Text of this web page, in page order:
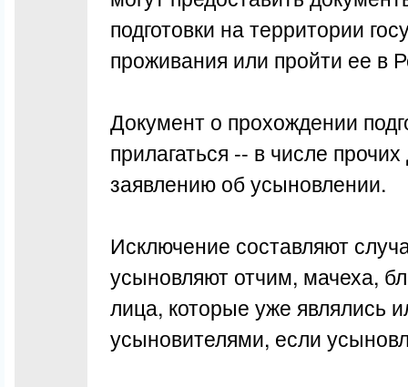
подготовки на территории
проживания или пройти ее в
Документ о прохождении
прилагаться -- в числе
заявлению об усыновлении.
Исключение составляют
усыновляют отчим, мачеха,
лица, которые уже являлись
усыновителями, если